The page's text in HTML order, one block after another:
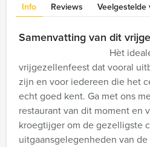
Info Reviews Veelgestelde
Samenvatting van dit
Hèt
vrijgezellenfeest dat vooral
zijn en voor iedereen die het
echt goed kent. Ga met ons
restaurant van dit moment en
kroegtijger om de gezelligste
uitgaansgelegenheden van